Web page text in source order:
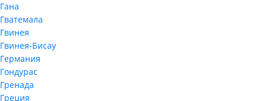
Гана
Гватемала
Гвинея
Гвинея-Бисау
Германия
Гондурас
Гренада
Греция